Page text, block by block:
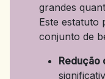
grandes
Este estatuto
conjunto de
Redução